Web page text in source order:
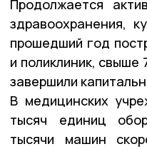
Продолжается
здравоохранения,
прошедший год
и поликлиник, свыше
завершили
В медицинских
тысяч единиц
тысячи машин